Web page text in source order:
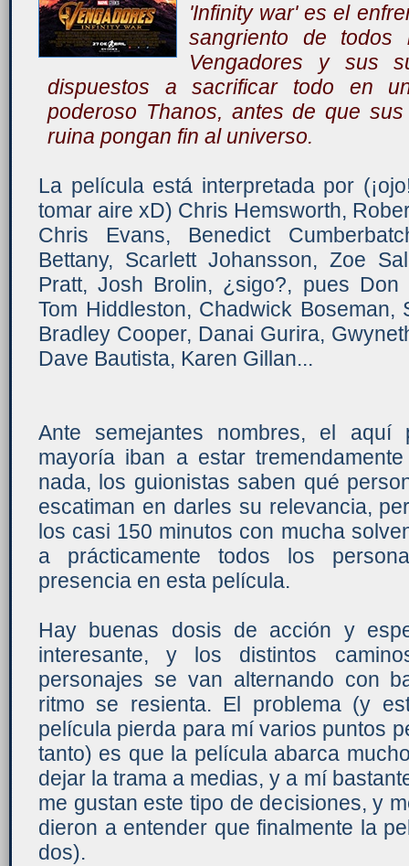
'Infinity war' es el
sangriento de todos
Vengadores y sus
dispuestos a sacrificar todo en
poderoso Thanos, antes de que
ruina pongan fin al universo.
La película está interpretada por
tomar aire xD) Chris Hemsworth,
Chris Evans, Benedict
Bettany, Scarlett Johansson, Zoe
Pratt, Josh Brolin, ¿sigo?, pues Don
Tom Hiddleston, Chadwick Boseman,
Bradley Cooper, Danai Gurira,
Dave Bautista, Karen Gillan...
Ante semejantes nombres, el aquí
mayoría iban a estar
nada, los guionistas saben qué
escatiman en darles su relevancia,
los casi 150 minutos con mucha
a prácticamente todos los
presencia en esta película.
Hay buenas dosis de acción y
interesante, y los distintos
personajes se van alternando con
ritmo se resienta. El problema (y
película pierda para mí varios puntos
tanto) es que la película abarca
dejar la trama a medias, y a mí
me gustan este tipo de decisiones, y
dieron a entender que finalmente la
dos).